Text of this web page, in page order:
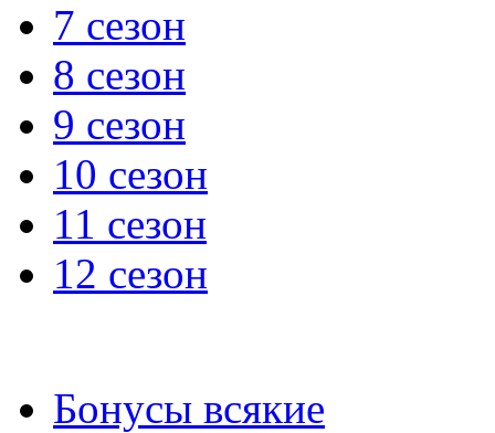
7 сезон
8 сезон
9 сезон
10 сезон
11 сезон
12 сезон
Бонусы всякие